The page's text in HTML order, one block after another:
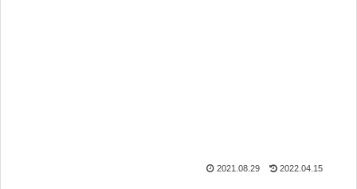
2021.08.29 2022.04.15